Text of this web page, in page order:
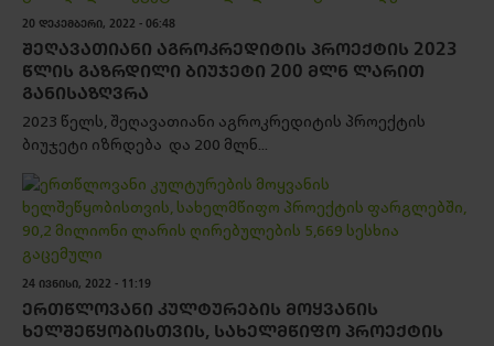
20 ᲓᲔᲙᲔᲛᲑᲔᲠᲘ, 2022 - 06:48
ᲨᲔᲦᲐᲕᲐᲗᲘᲐᲜᲘ ᲐᲒᲠᲝᲙᲠᲔᲓᲘᲢᲘᲡ ᲞᲠᲝᲔᲥᲢᲘᲡ 2023
ᲬᲚᲘᲡ ᲒᲐᲖᲠᲓᲘᲚᲘ ᲑᲘᲣᲯᲔᲢᲘ 200 ᲛᲚᲜ ᲚᲐᲠᲘᲗ
ᲒᲐᲜᲘᲡᲐᲖᲦᲕᲠᲐ
2023 წელს, შეღავათიანი აგროკრედიტის პროექტის
ბიუჯეტი იზრდება და 200 მლნ...
24 ᲘᲕᲜᲘᲡᲘ, 2022 - 11:19
ᲔᲠᲗᲬᲚᲝᲕᲐᲜᲘ ᲙᲣᲚᲢᲣᲠᲔᲑᲘᲡ ᲛᲝᲧᲕᲐᲜᲘᲡ
ᲮᲔᲚᲨᲔᲬᲧᲝᲑᲘᲡᲗᲕᲘᲡ, ᲡᲐᲮᲔᲚᲛᲬᲘᲤᲝ ᲞᲠᲝᲔᲥᲢᲘᲡ